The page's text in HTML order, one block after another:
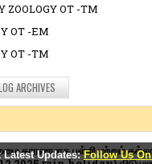
Latest Updates:Follow Us
ZOOLOGY OT -TM
OT -EM
OT -TM
ARCHIVES
காரணமாக பள்ளி மற்றும்